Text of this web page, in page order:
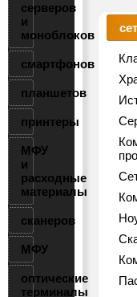
серверов
и
моноблоков
смартфонов
планшетов
принтеры
МФУ
и
расходные
материалы
сканеров
МФУ
оптические
терминалы